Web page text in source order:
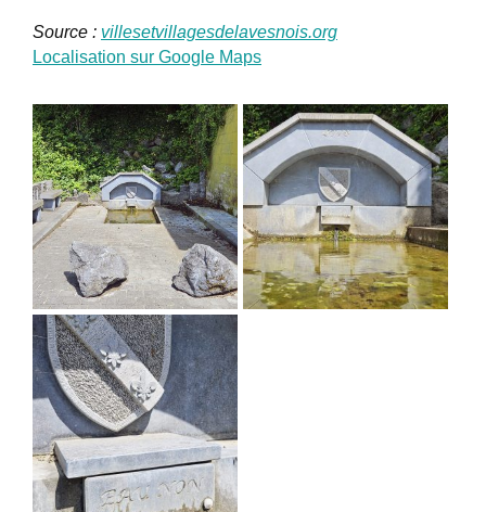
Source : villesetvillagesdelavesnois.org
Localisation sur Google Maps